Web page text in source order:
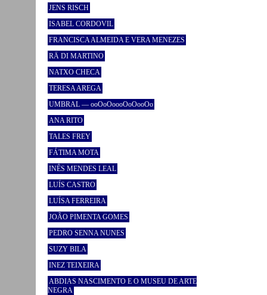
JENS RISCH
ISABEL CORDOVIL
FRANCISCA ALMEIDA E VERA MENEZES
RÄ DI MARTINO
NATXO CHECA
TERESA AREGA
UMBRAL — ooOoOoooOoOooOo
ANA RITO
TALES FREY
FÁTIMA MOTA
INÊS MENDES LEAL
LUÍS CASTRO
LUÍSA FERREIRA
JOÃO PIMENTA GOMES
PEDRO SENNA NUNES
SUZY BILA
INEZ TEIXEIRA
ABDIAS NASCIMENTO E O MUSEU DE ARTE
NEGRA